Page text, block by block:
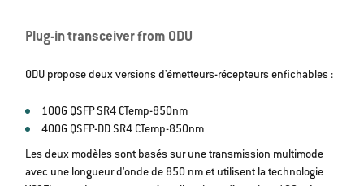
Plug-in transceiver from ODU
ODU propose deux versions d'émetteurs-récepteurs enfichables :
100G QSFP SR4 CTemp-850nm
400G QSFP-DD SR4 CTemp-850nm
Les deux modèles sont basés sur une transmission multimode
avec une longueur d'onde de 850 nm et utilisent la technologie